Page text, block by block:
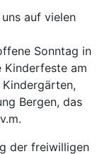
auf vielen
Sonntag in
Kinderfeste am
Bergen, das
der freiwilligen